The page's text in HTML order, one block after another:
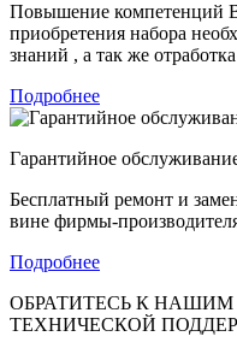
Повышение компетенций
приобретения набора
знаний , а так же
Подробнее
Гарантийное
Бесплатный ремонт и
вине фирмы-
Подробнее
ОБРАТИТЕСЬ К НАШИМ
ТЕХНИЧЕСКОЙ